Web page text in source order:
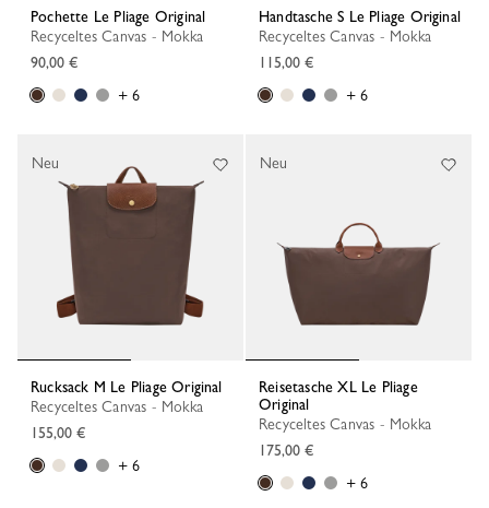
Pochette Le Pliage Original
Recyceltes Canvas - Mokka
90,00 €
+ 6
Handtasche S Le Pliage Original
Recyceltes Canvas - Mokka
115,00 €
+ 6
Rucksack M Le Pliage Original
Recyceltes Canvas - Mokka
155,00 €
+ 6
Neu
Reisetasche XL Le Pliage
Original
Recyceltes Canvas - Mokka
175,00 €
+ 6
Neu